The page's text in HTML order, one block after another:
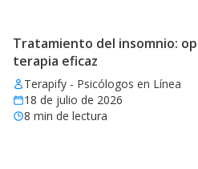
Tratamiento del insomnio:
terapia eficaz
Terapify - Psicólogos en Línea
18 de julio de 2026
8 min de lectura